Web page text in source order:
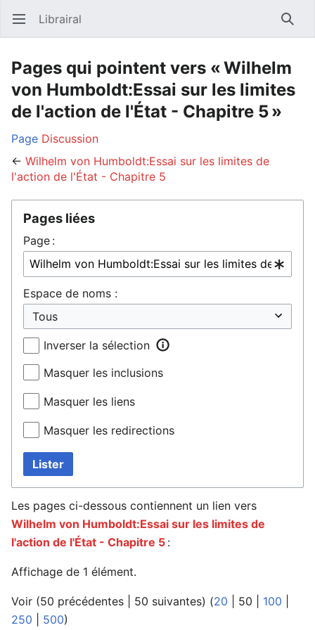
Ouvrir le menu principal Librairal
Pages qui pointent vers « Wilhelm
von Humboldt:Essai sur les limites
de l'action de l'État - Chapitre 5 »
Page Discussion
← Wilhelm von Humboldt:Essai sur les limites de
l'action de l'État - Chapitre 5
Pages liées
Page :
Espace de noms :
Inverser la sélection
Masquer les inclusions
Masquer les liens
Masquer les redirections
Lister
Les pages ci-dessous contiennent un lien vers
Wilhelm von Humboldt:Essai sur les limites de
l'action de l'État - Chapitre 5 :
Affichage de 1 élément.
Voir (50 précédentes 50 suivantes) (20 50 100
250
500)